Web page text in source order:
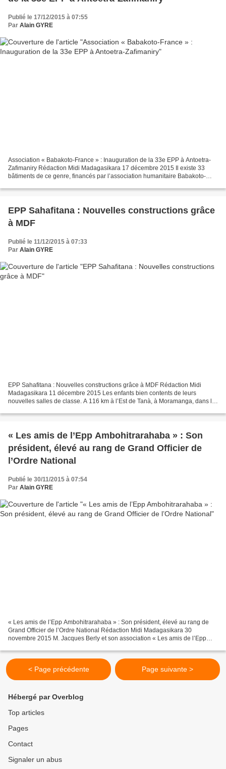
Publié le 17/12/2015 à 07:55
Par Alain GYRE
Association « Babakoto-France » : Inauguration de la 33e EPP à Antoetra-
Zafimaniry Rédaction Midi Madagasikara 17 décembre 2015 Il existe 33
bâtiments de ce genre, financés par l’association humanitaire Babakoto-
EPP Sahafitana : Nouvelles constructions grâce
à MDF
Publié le 11/12/2015 à 07:33
Par Alain GYRE
EPP Sahafitana : Nouvelles constructions grâce à MDF Rédaction Midi
Madagasikara 11 décembre 2015 Les enfants bien contents de leurs
nouvelles salles de classe. A 116 km à l’Est de Tanà, à Moramanga, dans le
« Les amis de l’Epp Ambohitrarahaba » : Son
président, élevé au rang de Grand Officier de
l’Ordre National
Publié le 30/11/2015 à 07:54
Par Alain GYRE
« Les amis de l’Epp Ambohitrarahaba » : Son président, élevé au rang de
Grand Officier de l’Ordre National Rédaction Midi Madagasikara 30
novembre 2015 M. Jacques Berly et son association « Les amis de l’Epp
< Page précédente Page suivante >
Hébergé par Overblog
Top articles
Pages
Contact
Signaler un abus